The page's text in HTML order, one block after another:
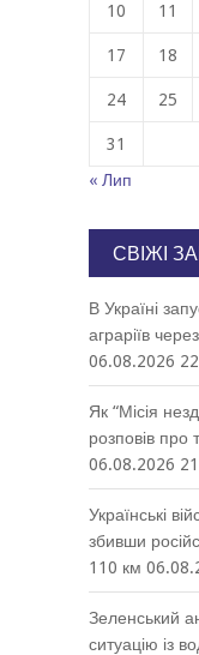
10 11
17 18
24 25
31
« Лип
СВІЖІ
В Україні
аграріїв
06.08.2026
Як “Місія
розповів про
06.08.2026
Українські
збивши
110 км
Зеленський
ситуацію із